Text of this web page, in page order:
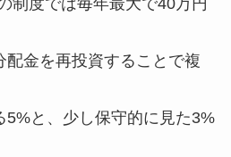
制度では毎年最大で40万円
配金を再投資することで複
5%と、少し保守的に見た3%